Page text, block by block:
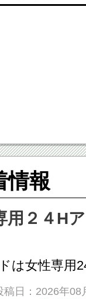
情報
用２４H
は女性専用
テを 思いっ
稿日：2026年08